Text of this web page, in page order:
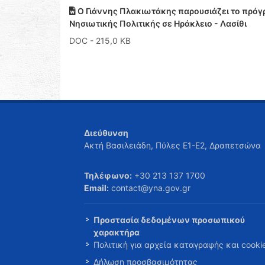
Ο Γιάννης Πλακιωτάκης παρουσιάζει το
Νησιωτικής Πολιτικής σε Ηράκλειο - Λασίθι
DOC - 215,0 KB
Διεύθυνση
Ακτή Βασιλειάδη, Πύλες Ε1-Ε2, Δραπετσώνα
Τηλέφωνο: +30 213 137 1700
Email: contact@yna.gov.gr
Προστασία δεδομένων προσωπικού
χαρακτήρα
Πολιτική για αρχεία καταγραφής και
Δήλωση προσβασιμότητας